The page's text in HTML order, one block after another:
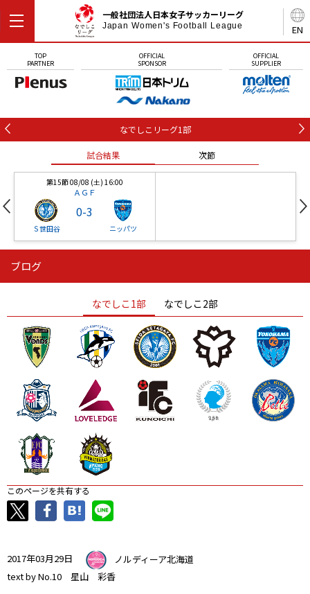
EN
一般社団法人日本女子サッカーリーグ
Japan Women's Football League
TOP
PARTNER
OFFICIAL
SPONSOR
OFFICIAL
SUPPLIER
なでしこリーグ1部
試合結果 次節
第15節 08/08 (土) 16:00
ＡＧＦ
Ｓ世田谷
0-3
ニッパツ
ニッパツ
ニッパツ 名古屋
石人の星
静岡 愛媛Ｌ
ブログ
なでしこ1部 なでしこ2部
このページを共有する
2017年03月29日
ノルディーア北海道
text by No.10 星山 彩香